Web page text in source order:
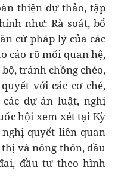
thiện dự thảo, tập
như: Rà soát, bổ
cứ pháp lý của các
cáo rõ mối quan hệ,
tránh chồng chéo,
với các cơ chế,
dự án luật, nghị
hội xem xét tại Kỳ
quyết liên quan
và nông thôn, đầu
đầu tư theo hình